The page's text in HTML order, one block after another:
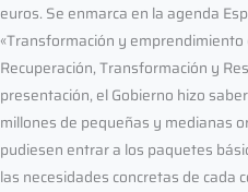
euros. Se enmarca en la agenda
«Transformación y
Recuperación, Transformación y
presentación, el Gobierno hizo
millones de pequeñas y medianas
pudiesen entrar a los paquetes
las necesidades concretas de cada